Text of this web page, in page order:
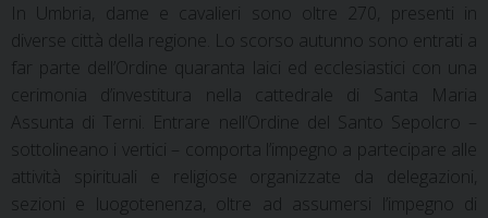
In Umbria, dame e cavalieri sono oltre 270, presenti in
diverse città della regione. Lo scorso autunno sono entrati a
far parte dell’Ordine quaranta laici ed ecclesiastici con una
cerimonia d’investitura nella cattedrale di Santa Maria
Assunta di Terni. Entrare nell’Ordine del Santo Sepolcro –
sottolineano i vertici – comporta l’impegno a partecipare alle
attività spirituali e religiose organizzate da delegazioni,
sezioni e luogotenenza, oltre ad assumersi l’impegno di